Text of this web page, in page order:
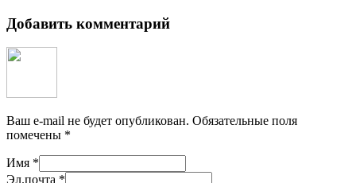
Добавить комментарий
Ваш e-mail не будет опубликован. Обязательные поля
помечены *
Имя *
Эл.почта *